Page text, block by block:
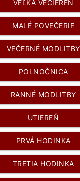
VEĽKÁ VEČIEREŇ
MALÉ POVEČERIE
VEČERNÉ MODLITBY
POLNOČNICA
RANNÉ MODLITBY
UTIEREŇ
PRVÁ HODINKA
TRETIA HODINKA